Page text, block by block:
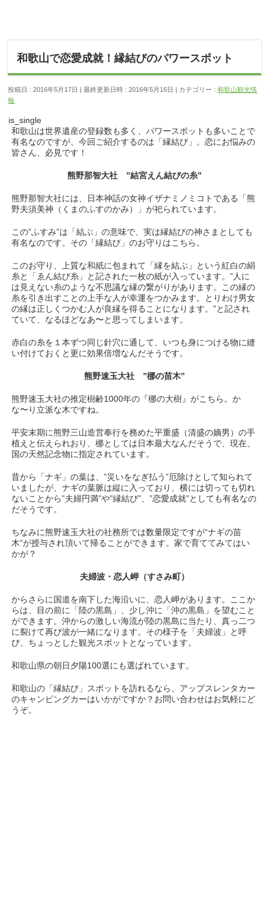
和歌山で恋愛成就！縁結びのパワースポット
投稿日 : 2016年5月17日 最終更新日時 : 2016年5月16日 カテゴリー :和歌山観光情
報
is_single
和歌山は世界遺産の登録数も多く、パワースポットも多いことで
有名なのですが、今回ご紹介するのは「縁結び」。恋にお悩みの
皆さん、必見です！
熊野那智大社 ”結宮えん結びの糸”
熊野那智大社には、日本神話の女神イザナミノミコトである「熊
野夫須美神（くまのふすのかみ）」が祀られています。
この”ふすみ”は「結ぶ」の意味で、実は縁結びの神さまとしても
有名なのです。その「縁結び」のお守りはこちら。
このお守り、上質な和紙に包まれて「縁を結ぶ」という紅白の絹
糸と「ゑん結び糸」と記された一枚の紙が入っています。”人に
は見えない糸のような不思議な縁の繋がりがあります。この縁の
糸を引き出すことの上手な人が幸運をつかみます。とりわけ男女
の縁は正しくつかむ人が良縁を得ることになります。”と記され
ていて、なるほどなあ〜と思ってしまいます。
赤白の糸を１本ずつ同じ針穴に通して、いつも身につける物に縫
い付けておくと更に効果倍増なんだそうです。
熊野速玉大社 ”梛の苗木”
熊野速玉大社の推定樹齢1000年の『梛の大樹』がこちら。か
な〜り立派な木ですね。
平安末期に熊野三山造営奉行を務めた平重盛（清盛の嫡男）の手
植えと伝えられおり、梛としては日本最大なんだそうで、現在、
国の天然記念物に指定されています。
昔から「ナギ」の葉は、”災いをなぎ払う”厄除けとして知られて
いましたが、ナギの葉脈は縦に入っており、横には切っても切れ
ないことから”夫婦円満”や”縁結び”、”恋愛成就”としても有名なの
だそうです。
ちなみに熊野速玉大社の社務所では数量限定ですが“ナギの苗
木”が授与され頂いて帰ることができます。家で育ててみてはい
かが？
夫婦波・恋人岬（すさみ町）
からさらに国道を南下した海沿いに、恋人岬があります。ここか
らは、目の前に「陸の黒島」、少し沖に「沖の黒島」を望むこと
ができます。沖からの激しい海流が陸の黒島に当たり、真っ二つ
に裂けて再び波が一緒になります。その様子を「夫婦波」と呼
び、ちょっとした観光スポットとなっています。
和歌山県の朝日夕陽100選にも選ばれています。
和歌山の「縁結び」スポットを訪れるなら、アップスレンタカー
のキャンピングカーはいかがですか？お問い合わせはお気軽にど
うぞ。